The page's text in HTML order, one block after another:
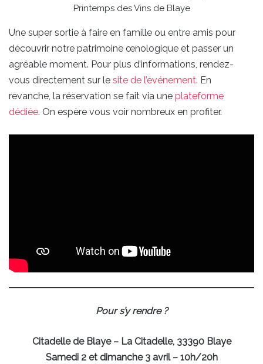
Printemps des Vins de Blaye
Une super sortie à faire en famille ou entre amis pour
découvrir notre patrimoine œnologique et passer un
agréable moment. Pour plus d’informations, rendez-
vous directement sur le site de l’événement. En
revanche, la réservation se fait via une plateforme
dédiée. On espère vous voir nombreux en profiter.
Pour s’y rendre ?
Citadelle de Blaye – La Citadelle, 33390 Blaye
Samedi 2 et dimanche 3 avril – 10h/20h